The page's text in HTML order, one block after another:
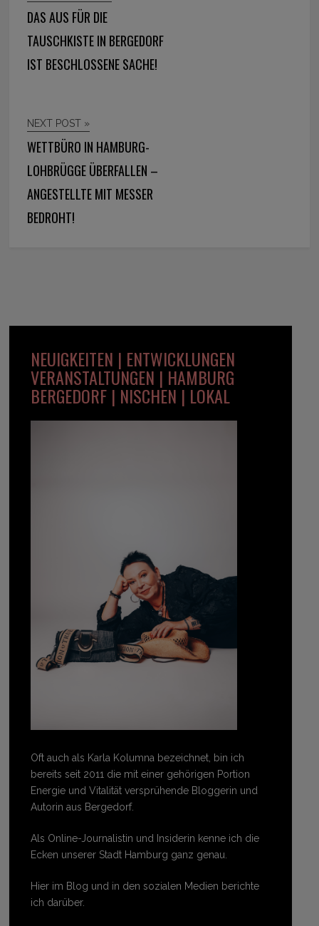
DAS AUS FÜR DIE
TAUSCHKISTE IN BERGEDORF
IST BESCHLOSSENE SACHE!
NEXT POST »
WETTBÜRO IN HAMBURG-
LOHBRÜGGE ÜBERFALLEN –
ANGESTELLTE MIT MESSER
BEDROHT!
NEUIGKEITEN | ENTWICKLUNGEN
VERANSTALTUNGEN | HAMBURG
BERGEDORF | NISCHEN | LOKAL
Oft auch als Karla Kolumna bezeichnet, bin ich
bereits seit 2011 die mit einer gehörigen Portion
Energie und Vitalität versprühende Bloggerin und
Autorin aus Bergedorf.
Als Online-Journalistin und Insiderin kenne ich die
Ecken unserer Stadt Hamburg ganz genau.
Hier im Blog und in den sozialen Medien berichte
ich darüber.